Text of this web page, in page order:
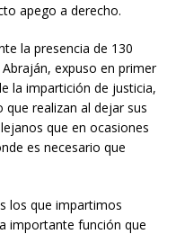
apego a derecho.
la presencia de 130
expuso en primer
la impartición de justicia,
realizan al dejar sus
que en ocasiones
es necesario que
los que impartimos
importante función que